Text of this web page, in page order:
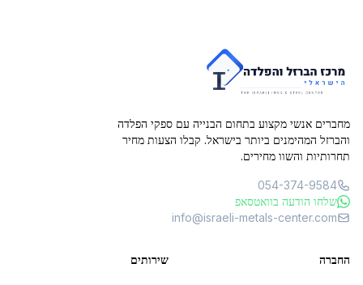
מחברים אנשי מקצוע בתחום הבנייה עם ספקי הפלדה
והברזל המהימנים ביותר בישראל. קבלו הצעות מחיר
תחרותיות והשוו מחירים.
054-374-9584
שלחו הודעה בוואטסאפ
info@israeli-metals-center.com
החברה שירותים